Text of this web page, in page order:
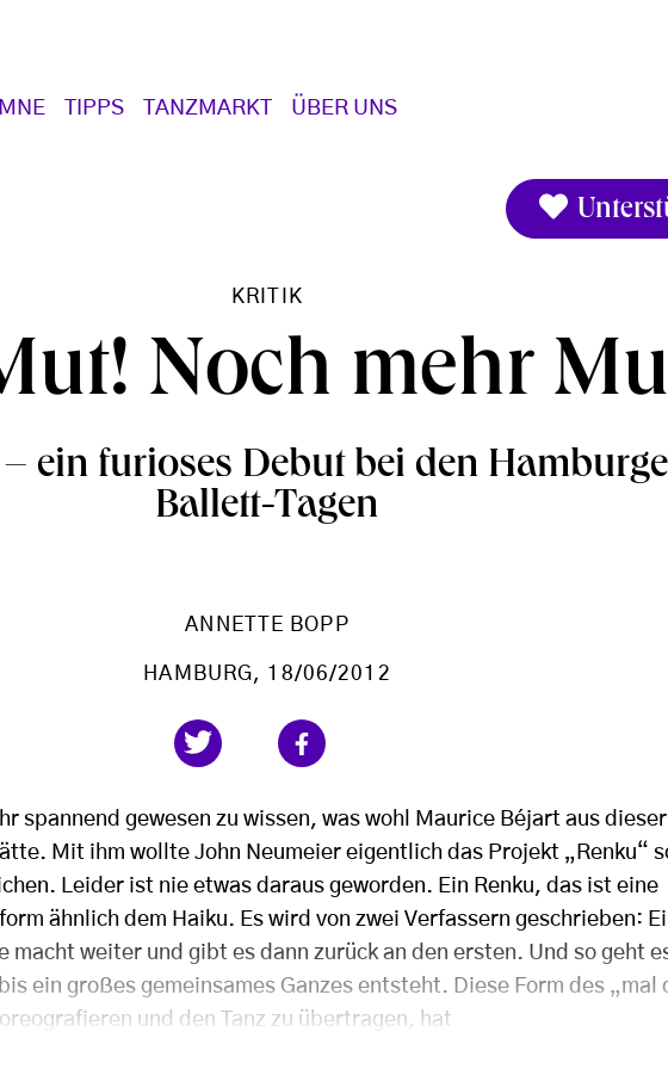
TIPPS TANZMARKT ÜBER UNS
KRITIK
Noch mehr
– ein furioses Debut bei den
Ballett-Tagen
ANNETTE BOPP
HAMBURG, 18/06/2012
spannend gewesen zu wissen, was wohl Maurice Béjart aus dieser
Mit ihm wollte John Neumeier eigentlich das Projekt „Renku“
Leider ist nie etwas daraus geworden. Ein Renku, das ist eine
ähnlich dem Haiku. Es wird von zwei Verfassern geschrieben:
macht weiter und gibt es dann zurück an den ersten. Und so geht
ein großes gemeinsames Ganzes entsteht. Diese Form des „mal
und den Tanz zu übertragen, hat